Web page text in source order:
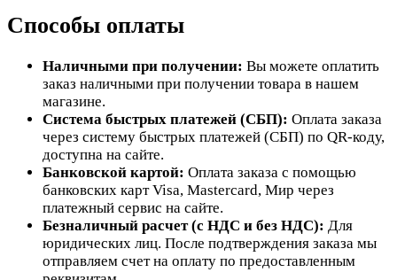
Способы оплаты
Наличными при получении: Вы можете оплатить
заказ наличными при получении товара в нашем
магазине.
Система быстрых платежей (СБП): Оплата заказа
через систему быстрых платежей (СБП) по QR-коду,
доступна на сайте.
Банковской картой: Оплата заказа с помощью
банковских карт Visa, Mastercard, Мир через
платежный сервис на сайте.
Безналичный расчет (с НДС и без НДС): Для
юридических лиц. После подтверждения заказа мы
отправляем счет на оплату по предоставленным